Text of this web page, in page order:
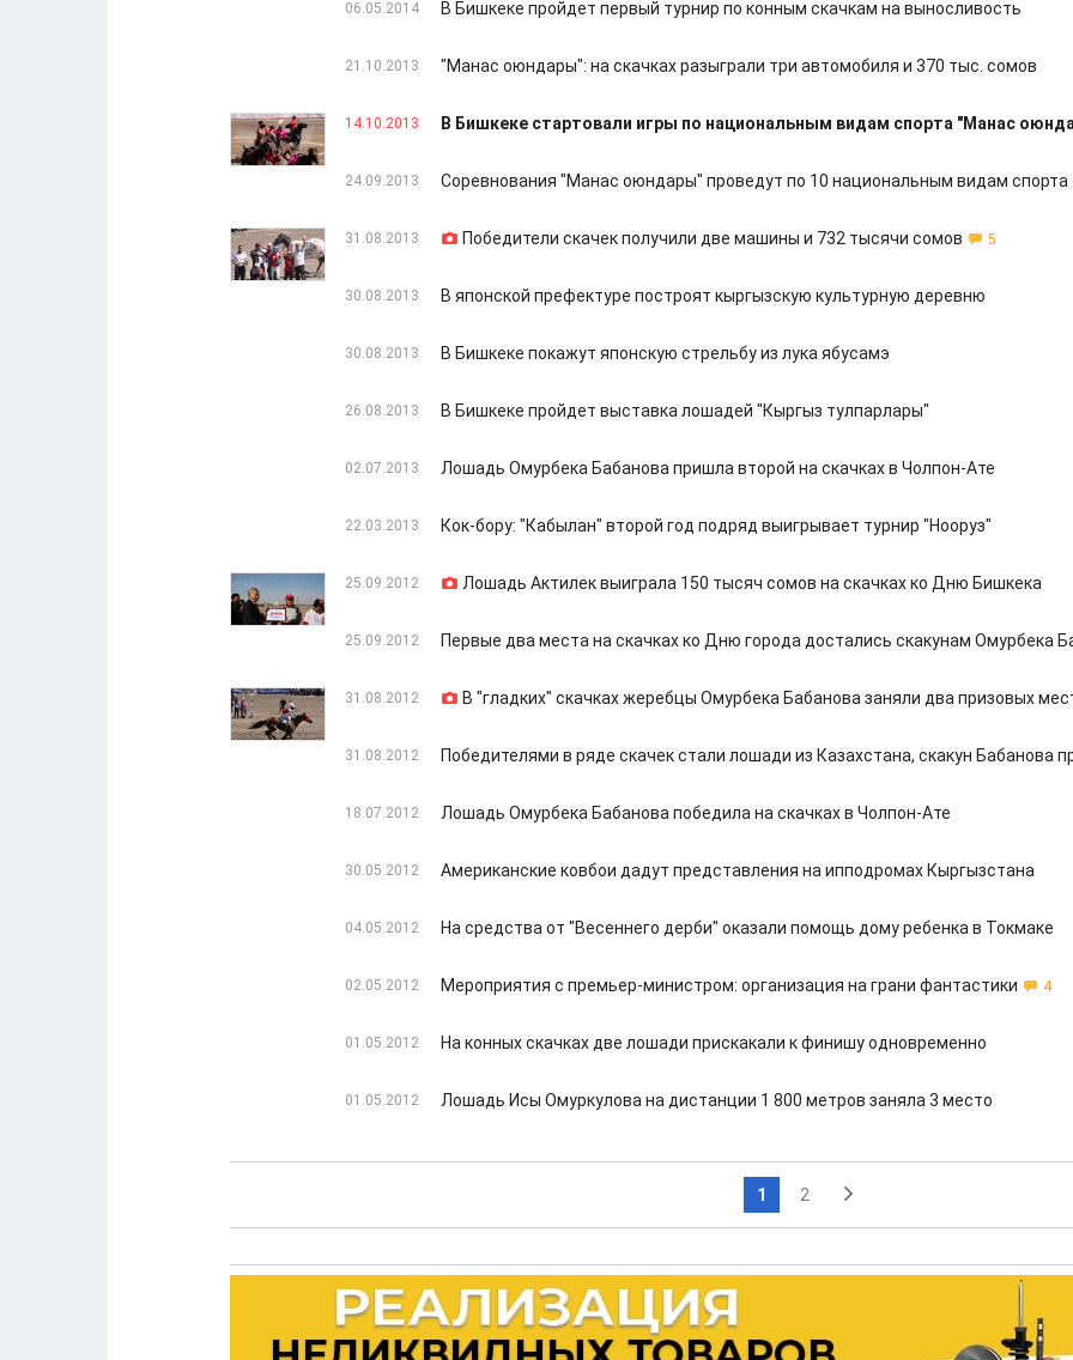
06.05.2014 В Бишкеке пройдет первый турнир по конным скачкам на выносливость
21.10.2013 "Манас оюндары": на скачках разыграли три автомобиля и 370 тыс. сомов
14.10.2013 В Бишкеке стартовали игры по национальным видам спорта "Манас
24.09.2013 Соревнования "Манас оюндары" проведут по 10 национальным видам спорта
31.08.2013 Победители скачек получили две машины и 732 тысячи сомов 5
30.08.2013 В японской префектуре построят кыргызскую культурную деревню
30.08.2013 В Бишкеке покажут японскую стрельбу из лука ябусамэ
26.08.2013 В Бишкеке пройдет выставка лошадей "Кыргыз тулпарлары"
02.07.2013 Лошадь Омурбека Бабанова пришла второй на скачках в Чолпон-Ате
22.03.2013 Кок-бору: "Кабылан" второй год подряд выигрывает турнир "Нооруз"
25.09.2012 Лошадь Актилек выиграла 150 тысяч сомов на скачках ко Дню Бишкека
25.09.2012 Первые два места на скачках ко Дню города достались скакунам Омурбека
31.08.2012 В "гладких" скачках жеребцы Омурбека Бабанова заняли два призовых
31.08.2012 Победителями в ряде скачек стали лошади из Казахстана, скакун Бабанова
18.07.2012 Лошадь Омурбека Бабанова победила на скачках в Чолпон-Ате
30.05.2012 Американские ковбои дадут представления на ипподромах Кыргызстана
04.05.2012 На средства от "Весеннего дерби" оказали помощь дому ребенка в Токмаке
02.05.2012 Мероприятия с премьер-министром: организация на грани фантастики 4
01.05.2012 На конных скачках две лошади прискакали к финишу одновременно
01.05.2012 Лошадь Исы Омуркулова на дистанции 1 800 метров заняла 3 место
1 2